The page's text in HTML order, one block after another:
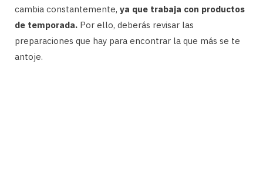
cambia constantemente, ya que trabaja con productos
de temporada. Por ello, deberás revisar las
preparaciones que hay para encontrar la que más se te
antoje.